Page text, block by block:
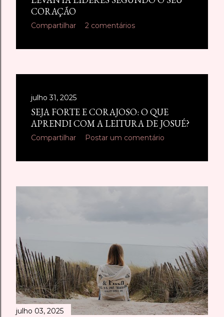
CORAÇÃO
Compartilhar 2 comentários
julho 31, 2025
SEJA FORTE E CORAJOSO: O QUE
APRENDI COM A LEITURA DE JOSUÉ?
Compartilhar Postar um comentário
julho 03, 2025